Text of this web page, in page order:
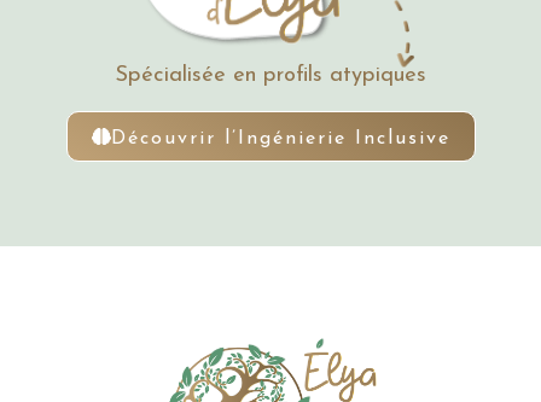
Spécialisée en profils atypiques
Découvrir l’Ingénierie Inclusive